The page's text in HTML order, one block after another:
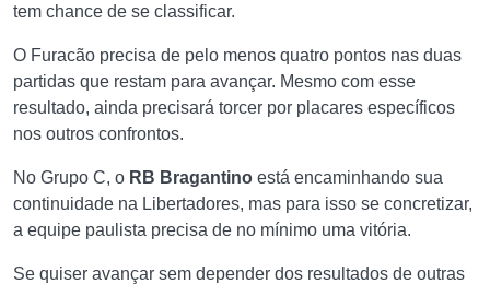
tem chance de se classificar.
O Furacão precisa de pelo menos quatro pontos nas duas
partidas que restam para avançar. Mesmo com esse
resultado, ainda precisará torcer por placares específicos
nos outros confrontos.
No Grupo C, o RB Bragantino está encaminhando sua
continuidade na Libertadores, mas para isso se concretizar,
a equipe paulista precisa de no mínimo uma vitória.
Se quiser avançar sem depender dos resultados de outras